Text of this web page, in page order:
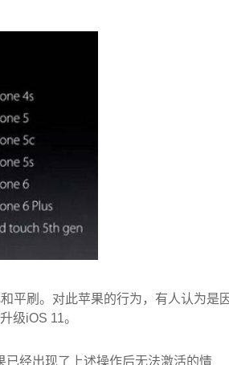
平刷。对此苹果的行为，有人认为是因
级iOS 11。
经出现了上述操作后无法激活的情